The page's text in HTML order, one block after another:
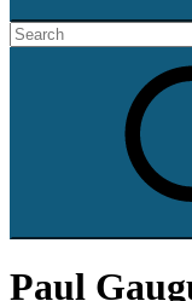
Search
for:
Paul